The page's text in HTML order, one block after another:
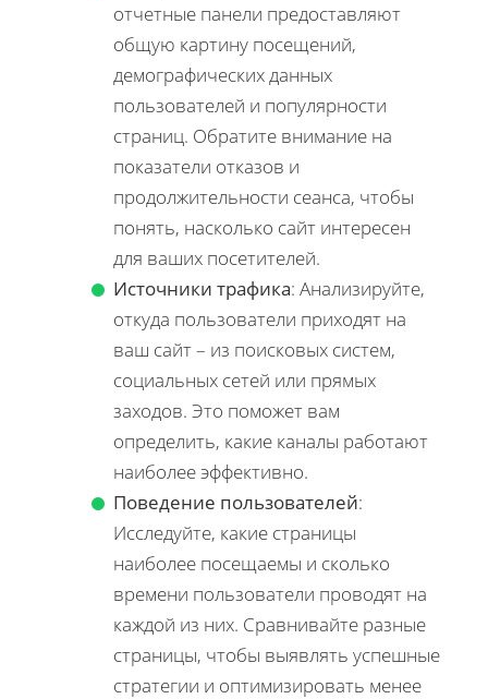
отчетные панели предоставляют
общую картину посещений,
демографических данных
пользователей и популярности
страниц. Обратите внимание на
показатели отказов и
продолжительности сеанса, чтобы
понять, насколько сайт интересен
для ваших посетителей.
Источники трафика: Анализируйте,
откуда пользователи приходят на
ваш сайт – из поисковых систем,
социальных сетей или прямых
заходов. Это поможет вам
определить, какие каналы работают
наиболее эффективно.
Поведение пользователей:
Исследуйте, какие страницы
наиболее посещаемы и сколько
времени пользователи проводят на
каждой из них. Сравнивайте разные
страницы, чтобы выявлять успешные
стратегии и оптимизировать менее